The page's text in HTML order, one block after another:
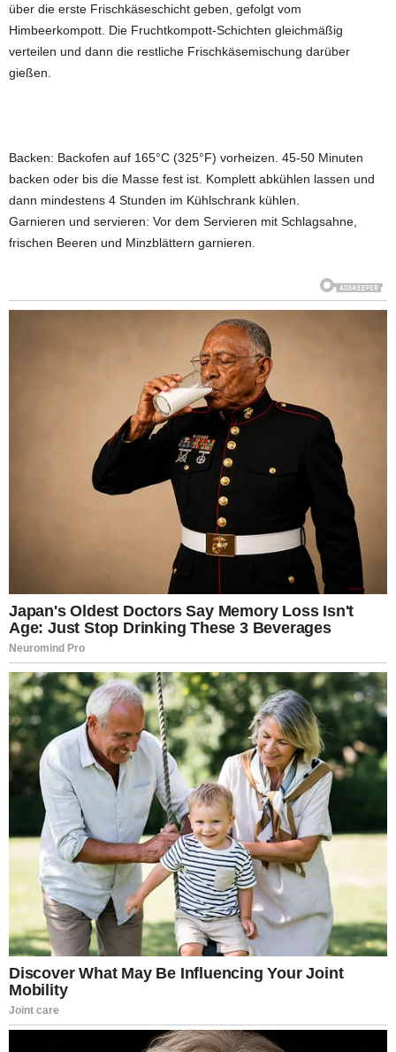
über die erste Frischkäseschicht geben, gefolgt vom
Himbeerkompott. Die Fruchtkompott-Schichten gleichmäßig
verteilen und dann die restliche Frischkäsemischung darüber
gießen.
Backen: Backofen auf 165°C (325°F) vorheizen. 45-50 Minuten
backen oder bis die Masse fest ist. Komplett abkühlen lassen und
dann mindestens 4 Stunden im Kühlschrank kühlen.
Garnieren und servieren: Vor dem Servieren mit Schlagsahne,
frischen Beeren und Minzblättern garnieren.